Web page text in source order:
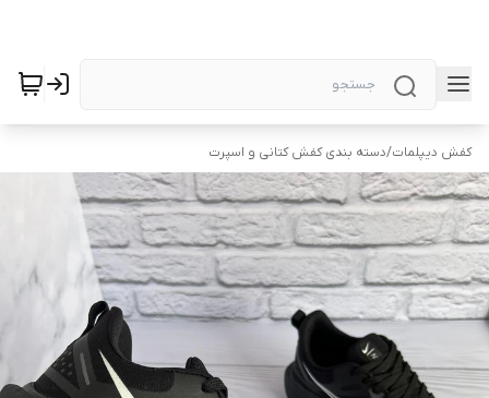
کفش دیپلمات/دسته بندی کفش کتانی و اسپرت